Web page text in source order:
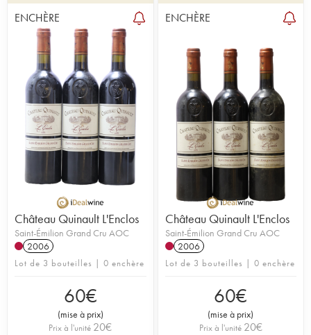
clos de murs, est assis sur un sol graveleux dit
"chaud", qui permet à ce cru de bénéficier de
quelques degrés de plus et donc d'une maturation
précoce des raisins. La vigne, âgée en moyenne
de 40 ans, est vendangée manuellement. Les
deux cépages présents sont rouges : répartis entre
le cabernet franc (30%) et le merlot (70%). La
production annuelle avoisine les 80 000
bouteilles.
Réhabilitées par le docteur Alain Raynaud, ces
vignes anciennes bénéficient de techniques de
culture et de vinification très modernes. Cette
propriété livre des vins extrêmement fins et
complexes, au toucher incroyablement soyeux. Un
vin qui possède vraiment " l'esprit Cheval " selon
les mots de la Revue du vin de France. Les
derniers millésimes ont atteint un très bon niveau
pour devenir ce cru subtil avec une élégance qui
Plus d'informations :
Lire l'article du blog sur
Château Quinault l'Enclos
ENCHÈRE
Château Quinault L'Enclos
Saint-Émilion Grand Cru AOC
2006
Lot de 3 bouteilles | 0 enchère
60€
(mise à prix)
Prix à l'unité 20€
ENCHÈRE
Château Quinault L'Enclos
Saint-Émilion Grand Cru AOC
2006
Lot de 3 bouteilles | 0 enchère
60€
(mise à prix)
Prix à l'unité 20€